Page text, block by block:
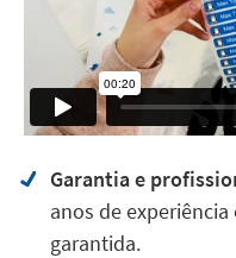
Garantia e
anos de
garantida.